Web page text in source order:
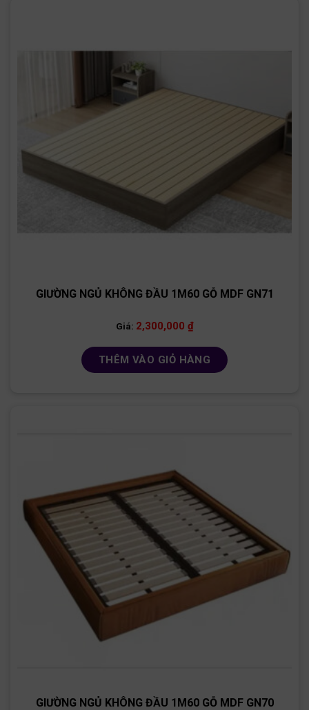
GIƯỜNG NGỦ KHÔNG ĐẦU 1M60 GỖ MDF GN71
Giá: 2,300,000 ₫
THÊM VÀO GIỎ HÀNG
GIƯỜNG NGỦ KHÔNG ĐẦU 1M60 GỖ MDF GN70